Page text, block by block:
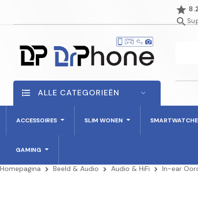
star 8.2
search
ALLE CATEGORIEËN
ACCESSOIRES SLIM WONEN
GAMING
Homepagina Beeld & Audio Audio & HiFi In-ear